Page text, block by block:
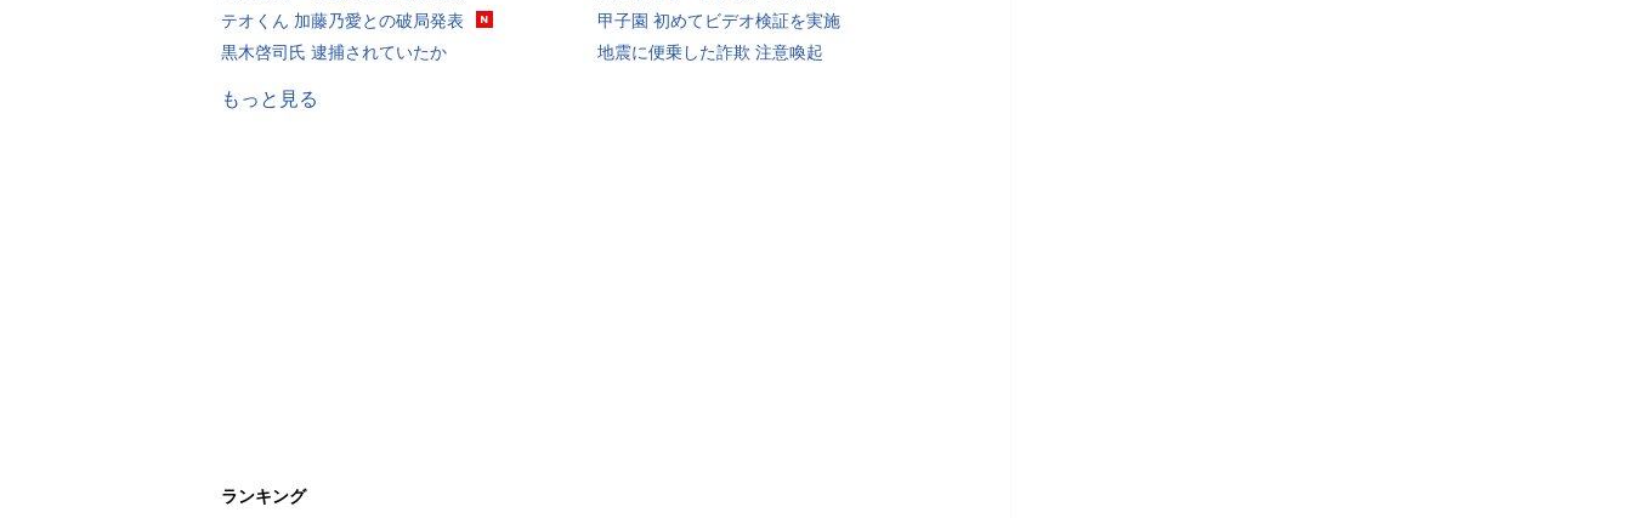
テオくん 加藤乃愛との破局発表
黒木啓司氏 逮捕されていたか
甲子園 初めてビデオ検証を実施
地震に便乗した詐欺 注意喚起
もっと見る
ランキング